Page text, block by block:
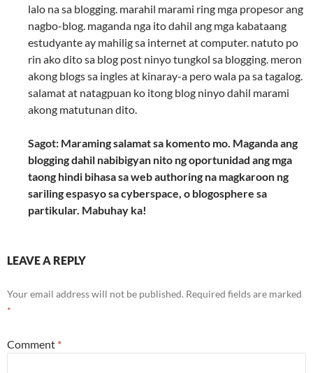
lalo na sa blogging. marahil marami ring mga propesor ang
nagbo-blog. maganda nga ito dahil ang mga kabataang
estudyante ay mahilig sa internet at computer. natuto po
rin ako dito sa blog post ninyo tungkol sa blogging. meron
akong blogs sa ingles at kinaray-a pero wala pa sa tagalog.
salamat at natagpuan ko itong blog ninyo dahil marami
akong matutunan dito.
Sagot: Maraming salamat sa komento mo. Maganda ang
blogging dahil nabibigyan nito ng oportunidad ang mga
taong hindi bihasa sa web authoring na magkaroon ng
sariling espasyo sa cyberspace, o blogosphere sa
partikular. Mabuhay ka!
LEAVE A REPLY
Your email address will not be published. Required fields are marked
*
Comment *